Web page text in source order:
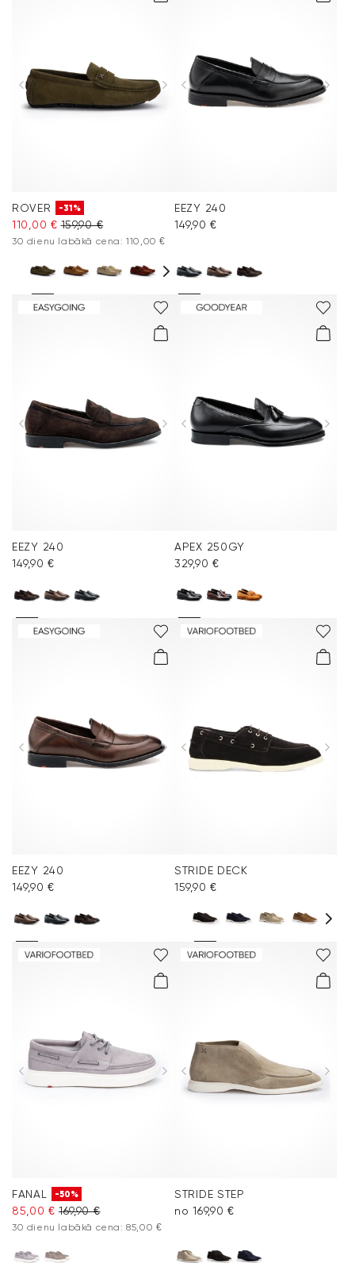
ROVER -31%
110,00 € 159,90 €
30 dienu labākā cena: 110,00 €
EEZY 240
149,90 €
EEZY 240
149,90 €
APEX 250GY
329,90 €
EEZY 240
149,90 €
STRIDE DECK
159,90 €
FANAL -50%
85,00 € 169,90 €
30 dienu labākā cena: 85,00 €
STRIDE STEP
no 169,90 €